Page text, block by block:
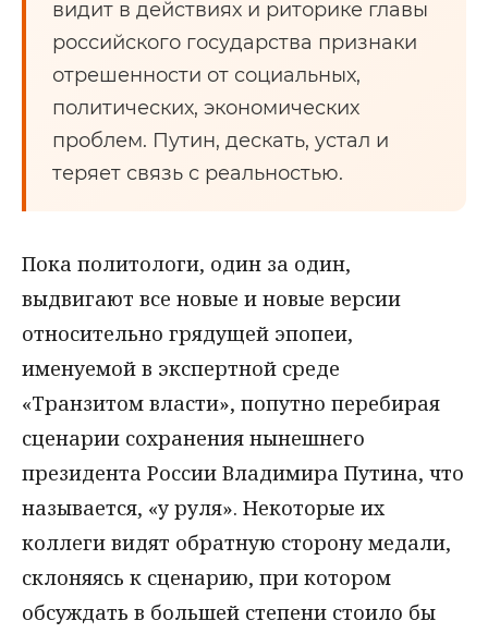
видит в действиях и риторике главы
российского государства признаки
отрешенности от социальных,
политических, экономических
проблем. Путин, дескать, устал и
теряет связь с реальностью.
Пока политологи, один за один,
выдвигают все новые и новые версии
относительно грядущей эпопеи,
именуемой в экспертной среде
«Транзитом власти», попутно перебирая
сценарии сохранения нынешнего
президента России Владимира Путина, что
называется, «у руля». Некоторые их
коллеги видят обратную сторону медали,
склоняясь к сценарию, при котором
обсуждать в большей степени стоило бы